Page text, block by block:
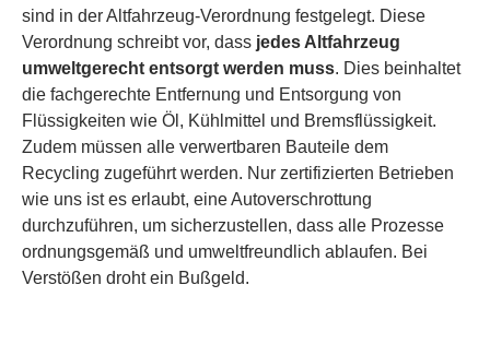
sind in der Altfahrzeug-Verordnung festgelegt. Diese
Verordnung schreibt vor, dass jedes Altfahrzeug
umweltgerecht entsorgt werden muss. Dies beinhaltet
die fachgerechte Entfernung und Entsorgung von
Flüssigkeiten wie Öl, Kühlmittel und Bremsflüssigkeit.
Zudem müssen alle verwertbaren Bauteile dem
Recycling zugeführt werden. Nur zertifizierten Betrieben
wie uns ist es erlaubt, eine Autoverschrottung
durchzuführen, um sicherzustellen, dass alle Prozesse
ordnungsgemäß und umweltfreundlich ablaufen. Bei
Verstößen droht ein Bußgeld.